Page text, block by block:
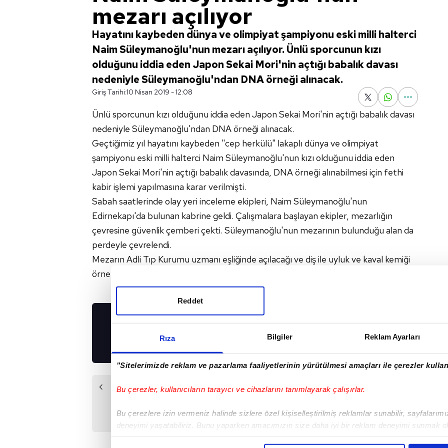
Rıza Bilgiler Reklam Ayarları
"Sitelerimizde reklam ve pazarlama faaliyetlerinin yürütülmesi amaçları ile çerezler
Bu çerezler, kullanıcıların tarayıcı ve cihazlarını tanımlayarak çalışırlar.
Bu çerezlere izin vermeniz halinde sizlere özel kişiselleştirilmiş reklamlar sunabilir,
deneyimi yaşatabiliriz. Bunu yaparken amacımızın size daha iyi bir reklam deneyimi sunmak
Reddet
mezarı açılıyor
Hayatını kaybeden dünya ve olimpiyat şampiyonu eski milli halterci
Naim Süleymanoğlu'nun mezarı açılıyor. Ünlü sporcunun kızı
olduğunu iddia eden Japon Sekai Mori'nin açtığı babalık davası
nedeniyle Süleymanoğlu'ndan DNA örneği alınacak.
Giriş Tarihi:10 Nisan 2019 - 12:08
Ünlü sporcunun kızı olduğunu iddia eden Japon Sekai Mori'nin açtığı babalık davası
nedeniyle Süleymanoğlu'ndan DNA örneği alınacak.
Geçtiğimiz yıl hayatını kaybeden "cep herkülü" lakaplı dünya ve olimpiyat
şampiyonu eski milli halterci Naim Süleymanoğlu'nun kızı olduğunu iddia eden
Japon Sekai Mori'nin açtığı babalık davasında, DNA örneği alınabilmesi için fethi
kabir işlemi yapılmasına karar verilmişti.
Sabah saatlerinde olay yeri inceleme ekipleri, Naim Süleymanoğlu'nun
Edirnekapı'da bulunan kabrine geldi. Çalışmalara başlayan ekipler, mezarlığın
çevresine güvenlik çemberi çekti. Süleymanoğlu'nun mezarının bulunduğu alan da
perdeyle çevrelendi.
Mezarın Adli Tıp Kurumu uzmanı eşliğinde açılacağı ve diş ile uyluk ve kaval kemiği
örneklerinin alınacağı belirtildi.
İNDİRİN!
Önceki Haber
Süleymanoğlu'nun
mezarı açıldı!
Sonraki Haber
coşkulu karşılama